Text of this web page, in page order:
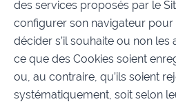
des services proposés par le
configurer son navigateur pour
décider s’il souhaite ou non
ce que des Cookies soient
ou, au contraire, qu’ils soient
systématiquement, soit selon